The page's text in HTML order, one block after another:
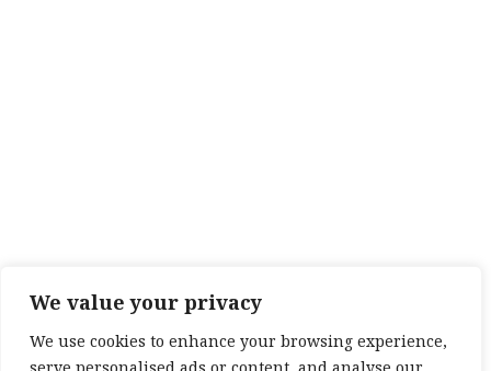
We value your privacy
We use cookies to enhance your browsing experience,